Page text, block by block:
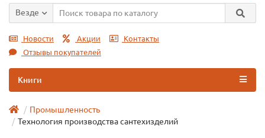
Везде
Новости Акции
Контакты
Отзывы покупателей
Книги
Промышленность
Технология производства сантехизделий